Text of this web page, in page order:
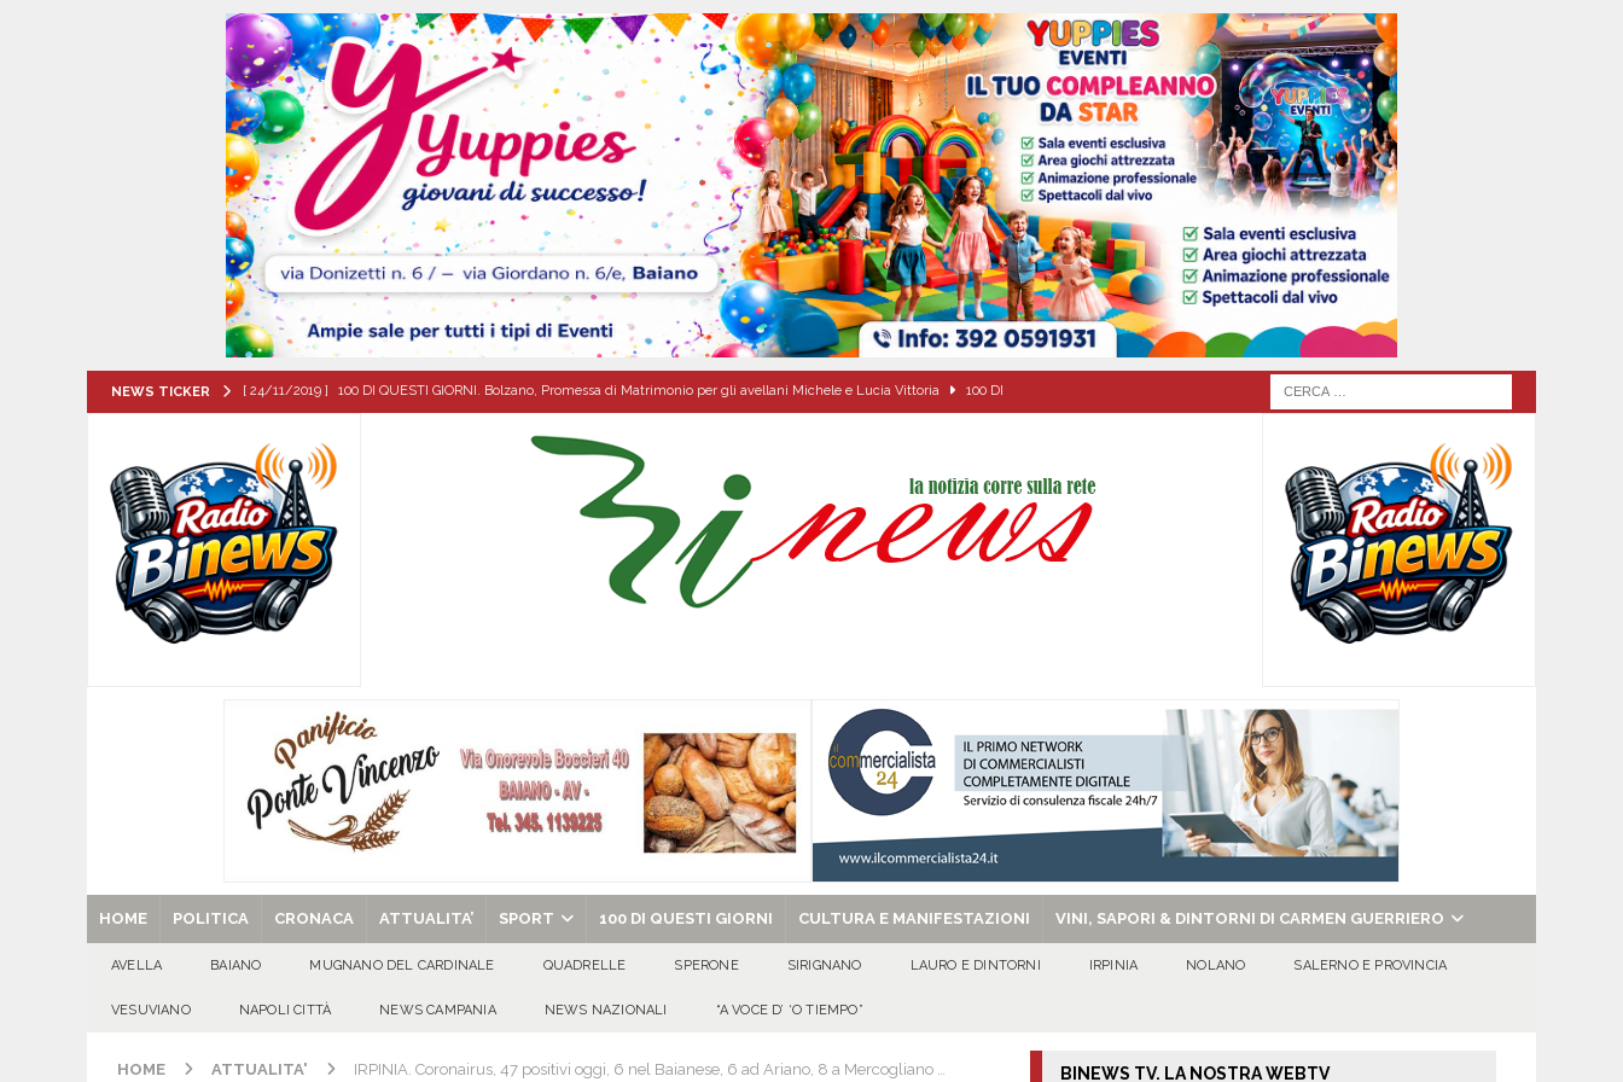
NEWS TICKER [ 24/11/2019 ] 100 DI QUESTI GIORNI. Bolzano, Promessa di Matrimonio per gli avellani Michele e Lucia Vittoria 100 DI
[ 08/08/2026 ] Il futuro dei giovani del Sud, la sfida parte anche dall’Irpinia: nuovo incarico per Gerardo Gonnella
ATTUALITA'
[ 07/08/2026 ] Visciano celebra Padre Arturo D’Onofrio: due giorni di fede nel ricordo del fondatore CULTURA E
MANIFESTAZIONI
[ 07/08/2026 ]
[ 07/08/2026 ] Emergenza cinghiali: nasce il Tavolo tecnico permanente della Regione Campania EVIDENZA
[ 07/08/2026 ] 8 agosto, anniversario della tragedia di Marcinelle. Pmi International: “La sicurezza sul lavoro deve diventare
una cultura collettiva. Nessuna crescita economica può prescindere dalla tutela della vita umana” CULTURA E
MANIFESTAZIONI
SANT’Oggi. Venerdì 29 agosto la chiesa celebra il Martirio di san Giovanni Battista e santa Sabina EVIDENZA
HOME POLITICA CRONACA ATTUALITA’ SPORT 100 DI QUESTI GIORNI CULTURA E MANIFESTAZIONI VINI, SAPORI & DINTORNI DI CARMEN GUERRIERO
AVELLA BAIANO MUGNANO DEL CARDINALE QUADRELLE SPERONE SIRIGNANO LAURO E DINTORNI IRPINIA NOLANO SALERNO E PROVINCIA
VESUVIANO NAPOLI CITTÀ NEWS CAMPANIA NEWS NAZIONALI “A VOCE D’ ‘O TIEMPO”
HOME ATTUALITA' IRPINIA. Coronairus, 47 positivi oggi, 6 nel Baianese, 6 ad Ariano, 8 a Mercogliano … BINEWS TV. LA NOSTRA WEBTV